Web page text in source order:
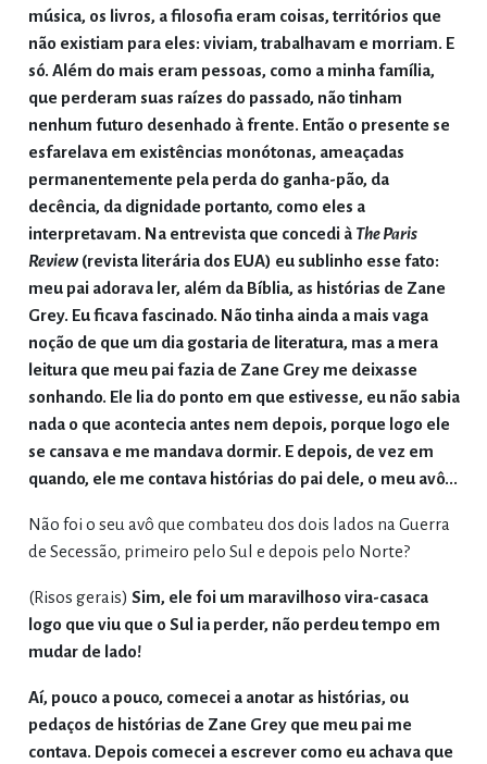
música, os livros, a filosofia eram coisas, territórios que
não existiam para eles: viviam, trabalhavam e morriam. E
só. Além do mais eram pessoas, como a minha família,
que perderam suas raízes do passado, não tinham
nenhum futuro desenhado à frente. Então o presente se
esfarelava em existências monótonas, ameaçadas
permanentemente pela perda do ganha-pão, da
decência, da dignidade portanto, como eles a
interpretavam. Na entrevista que concedi à The Paris
Review(revista literária dos EUA) eu sublinho esse fato:
meu pai adorava ler, além da Bíblia, as histórias de Zane
Grey. Eu ficava fascinado. Não tinha ainda a mais vaga
noção de que um dia gostaria de literatura, mas a mera
leitura que meu pai fazia de Zane Grey me deixasse
sonhando. Ele lia do ponto em que estivesse, eu não sabia
nada o que acontecia antes nem depois, porque logo ele
se cansava e me mandava dormir. E depois, de vez em
quando, ele me contava histórias do pai dele, o meu avô...
Não foi o seu avô que combateu dos dois lados na Guerra
de Secessão, primeiro pelo Sul e depois pelo Norte?
(Risos gerais) Sim, ele foi um maravilhoso vira-casaca
logo que viu que o Sul ia perder, não perdeu tempo em
mudar de lado!
Aí, pouco a pouco, comecei a anotar as histórias, ou
pedaços de histórias de Zane Grey que meu pai me
contava. Depois comecei a escrever como eu achava que